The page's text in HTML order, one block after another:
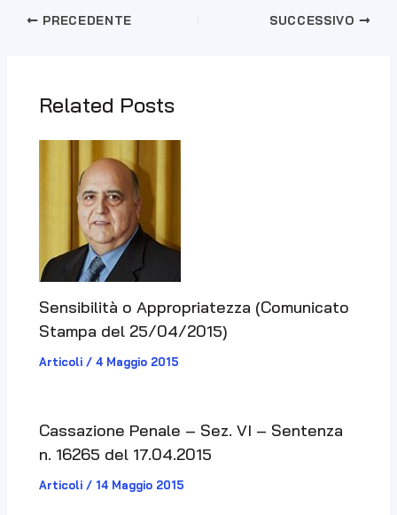
PRECEDENTE SUCCESSIVO
Related Posts
Sensibilità o Appropriatezza (Comunicato
Stampa del 25/04/2015)
Articoli /4 Maggio 2015
Cassazione Penale – Sez. VI – Sentenza
n. 16265 del 17.04.2015
Articoli / 14 Maggio 2015